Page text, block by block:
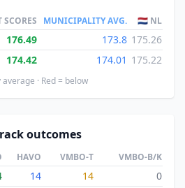
SCORES MUNICIPALITY AVG. 🇳🇱 NL
176.49 173.8 175.26
174.42 174.01 175.22
· Red = below
outcomes
HAVO VMBO-T VMBO-B/K
14 14
0